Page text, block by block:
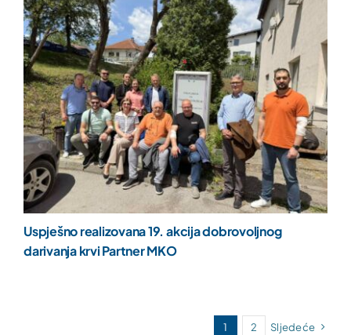
Uspješno realizovana 19. akcija dobrovoljnog
darivanja krvi Partner MKO
1 2 Sljedeće